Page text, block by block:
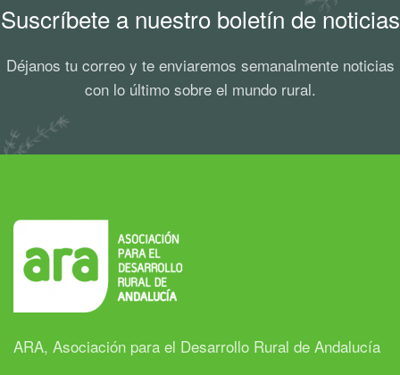
Suscríbete a nuestro boletín de noticias
Déjanos tu correo y te enviaremos semanalmente noticias
con lo último sobre el mundo rural.
ARA, Asociación para el Desarrollo Rural de Andalucía